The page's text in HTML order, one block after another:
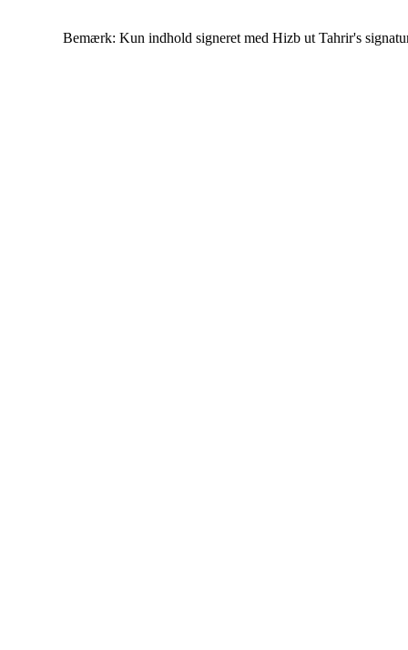
Bemærk: Kun indhold signeret med Hizb ut Tahrir's